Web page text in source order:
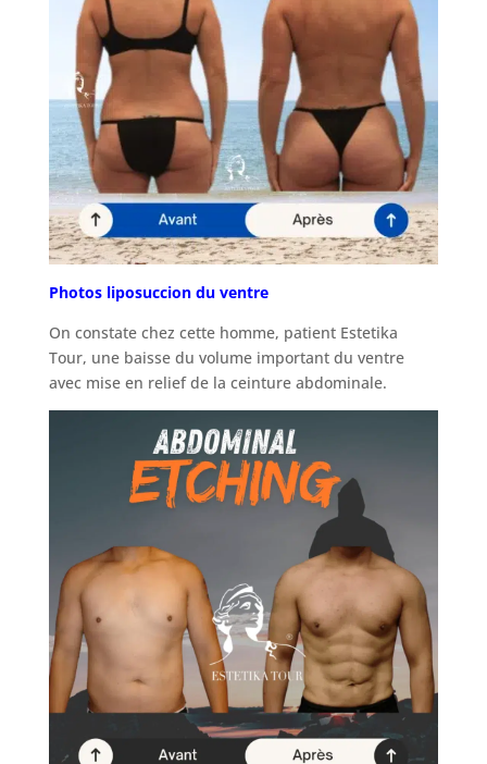
Photos liposuccion du ventre
On constate chez cette homme, patient Estetika
Tour, une baisse du volume important du ventre
avec mise en relief de la ceinture abdominale.